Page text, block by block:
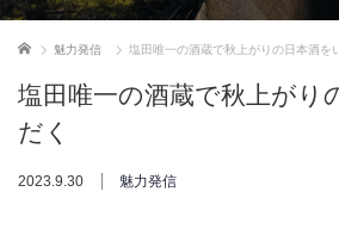
ホーム 魅力発信 塩田唯一の酒蔵で秋上がりの日本酒を
塩田唯一の酒蔵で秋上がり
だく
2023.9.30 魅力発信